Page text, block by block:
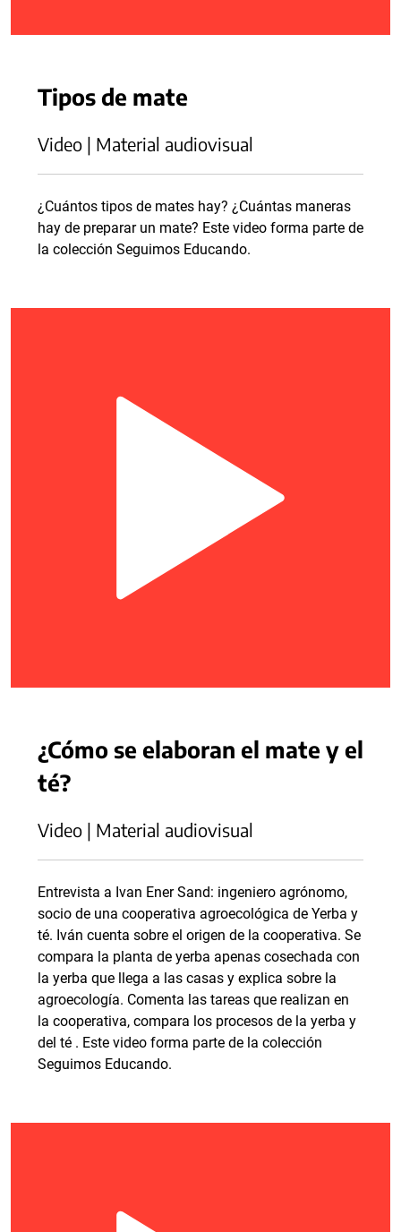
Tipos de mate
Video | Material audiovisual
¿Cuántos tipos de mates hay? ¿Cuántas maneras
hay de preparar un mate? Este video forma parte de
la colección Seguimos Educando.
¿Cómo se elaboran el mate y el
té?
Video | Material audiovisual
Entrevista a Ivan Ener Sand: ingeniero agrónomo,
socio de una cooperativa agroecológica de Yerba y
té. Iván cuenta sobre el origen de la cooperativa. Se
compara la planta de yerba apenas cosechada con
la yerba que llega a las casas y explica sobre la
agroecología. Comenta las tareas que realizan en
la cooperativa, compara los procesos de la yerba y
del té . Este video forma parte de la colección
Seguimos Educando.